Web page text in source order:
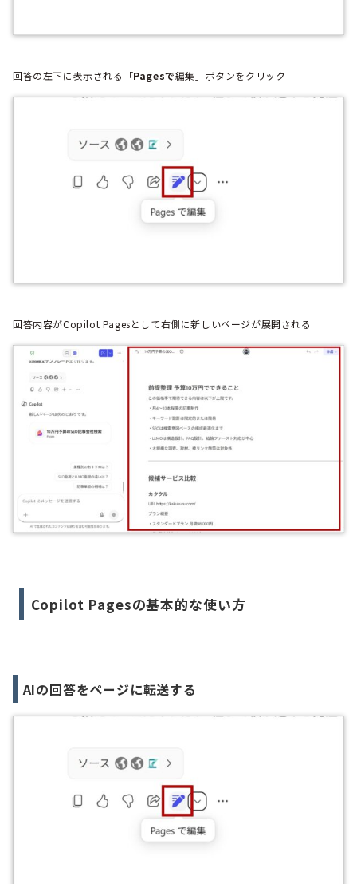
回答の左下に表示される「Pagesで編集」ボタンをクリック
回答内容がCopilot Pagesとして右側に新しいページが展開される
Copilot Pagesの基本的な使い方
AIの回答をページに転送する